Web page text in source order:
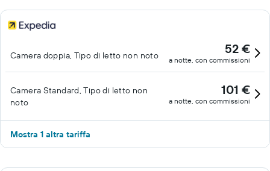
Camera doppia, Tipo di letto non noto 52 €
a notte, con commissioni
Camera Standard, Tipo di letto non
noto
101 €
a notte, con commissioni
Mostra 1 altra tariffa